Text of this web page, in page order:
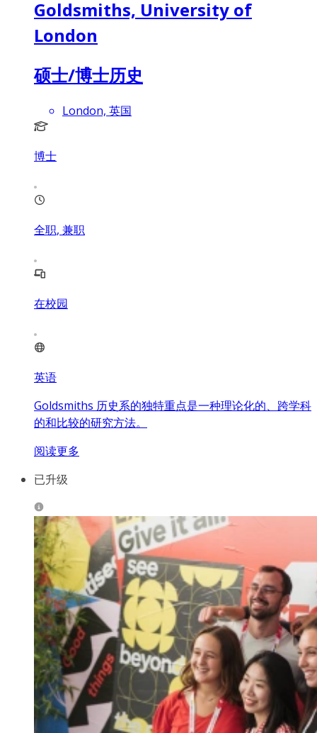
Goldsmiths, University of
London
硕士/博士历史
London, 英国
博士
全职, 兼职
在校园
英语
Goldsmiths 历史系的独特重点是一种理论化的、跨学科
的和比较的研究方法。
阅读更多
已升级